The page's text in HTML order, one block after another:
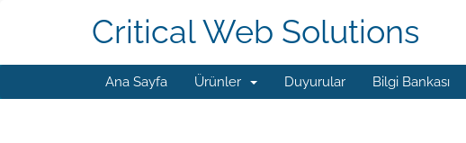
Critical Web Solutions
Ana Sayfa Ürünler Duyurular Bilgi Bankası